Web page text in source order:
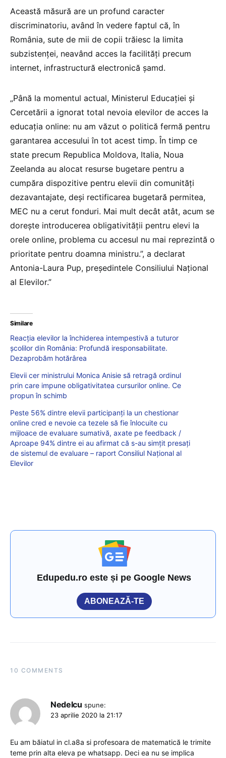
Această măsură are un profund caracter
discriminatoriu, având în vedere faptul că, în
România, sute de mii de copii trăiesc la limita
subzistenței, neavând acces la facilități precum
internet, infrastructură electronică șamd.
„Până la momentul actual, Ministerul Educației și
Cercetării a ignorat total nevoia elevilor de acces la
educația online: nu am văzut o politică fermă pentru
garantarea accesului în tot acest timp. În timp ce
state precum Republica Moldova, Italia, Noua
Zeelanda au alocat resurse bugetare pentru a
cumpăra dispozitive pentru elevii din comunități
dezavantajate, deși rectificarea bugetară permitea,
MEC nu a cerut fonduri. Mai mult decât atât, acum se
dorește introducerea obligativității pentru elevi la
orele online, problema cu accesul nu mai reprezintă o
prioritate pentru doamna ministru.”, a declarat
Antonia-Laura Pup, președintele Consiliului Național
al Elevilor.”
Similare
Reacția elevilor la închiderea intempestivă a tuturor
școlilor din România: Profundă iresponsabilitate.
Dezaprobăm hotărârea
Elevii cer ministrului Monica Anisie să retragă ordinul
prin care impune obligativitatea cursurilor online. Ce
propun în schimb
Peste 56% dintre elevii participanți la un chestionar
online cred e nevoie ca tezele să fie înlocuite cu
mijloace de evaluare sumativă, axate pe feedback /
Aproape 94% dintre ei au afirmat că s-au simțit presați
de sistemul de evaluare – raport Consiliul Național al
Elevilor
Edupedu.ro este și pe Google News
ABONEAZĂ-TE
10 COMMENTS
Nedelcu spune:
23 aprilie 2020 la 21:17
Eu am băiatul in cl.a8a si profesoara de matematică le trimite
teme prin alta eleva pe whatsapp. Deci ea nu se implica